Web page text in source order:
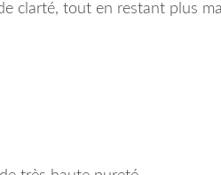
clarté, tout en restant plus